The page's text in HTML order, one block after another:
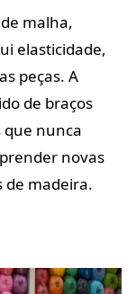
malha,
elasticidade,
peças. A
de braços
que nunca
novas
de madeira.